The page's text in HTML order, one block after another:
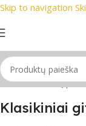
Skip to navigation
ženklai
Gitaros/Gitarų
Klasikiniai